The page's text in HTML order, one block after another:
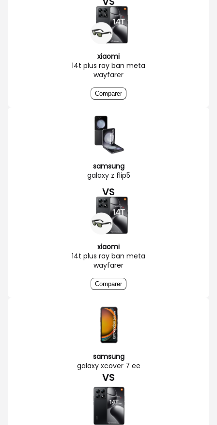
xiaomi
14t plus ray ban meta
wayfarer
Comparer
samsung
galaxy z flip5
VS
xiaomi
14t plus ray ban meta
wayfarer
Comparer
samsung
galaxy xcover 7 ee
VS